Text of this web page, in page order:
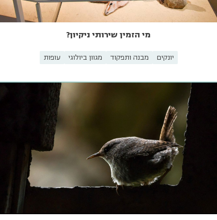
מי הזמין שירותי ניקיון?
יונקים מבנה ותפקוד מגוון ביולוגי עופות